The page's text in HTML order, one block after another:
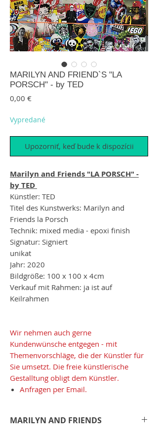
MARILYN AND FRIEND`S "LA
PORSCH" - by TED
0,00 €Price
Vypredané
Upozorniť, keď bude k dispozícii
Marilyn and Friends "LA PORSCH" -
by TED
Künstler: TED
Titel des Kunstwerks: Marilyn and
Friends la Porsch
Technik: mixed media - epoxi finish
Signatur: Signiert
unikat
Jahr: 2020
Bildgröße: 100 x 100 x 4cm
Verkauf mit Rahmen: ja ist auf
Keilrahmen
Wir nehmen auch gerne
Kundenwünsche entgegen - mit
Themenvorschläge, die der Künstler für
Sie umsetzt. Die freie künstlerische
Gestalltung obligt dem Künstler.
Anfragen per Email.
MARILYN AND FRIENDS